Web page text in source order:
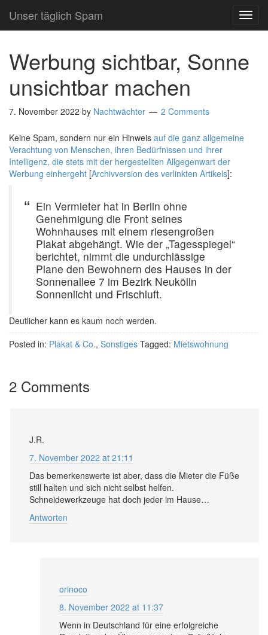
Unser täglich Spam
Werbung sichtbar, Sonne
unsichtbar machen
7. November 2022 by Nachtwächter 2 Comments
Keine Spam, sondern nur ein Hinweis auf die ganz allgemeine
Verachtung von Menschen, ihren Bedürfnissen und ihrer
Intelligenz, die stets mit der hergestellten Allgegenwart der
Werbung einhergeht [Archivversion des verlinkten Artikels]:
Ein Vermieter hat in Berlin ohne
Genehmigung die Front seines
Wohnhauses mit einem riesengroßen
Plakat abgehängt. Wie der „Tagesspiegel“
berichtet, nimmt die undurchlässige
Plane den Bewohnern des Hauses in der
Sonnenallee 7 im Bezirk Neukölln
Sonnenlicht und Frischluft.
Deutlicher kann es kaum noch werden.
Posted in: Plakat & Co., Sonstiges Tagged: Mietswohnung
2 Comments
J.R.
7. November 2022 at 21:11
Das bemerkenswerte ist aber, dass die Mieter die Füße
still halten und sich nicht selbst helfen.
Schneidewerkzeuge hat doch jeder im Hause…
Antworten
orinoco
8. November 2022 at 11:37
Wenn in Deutschland für eine erfolgreiche